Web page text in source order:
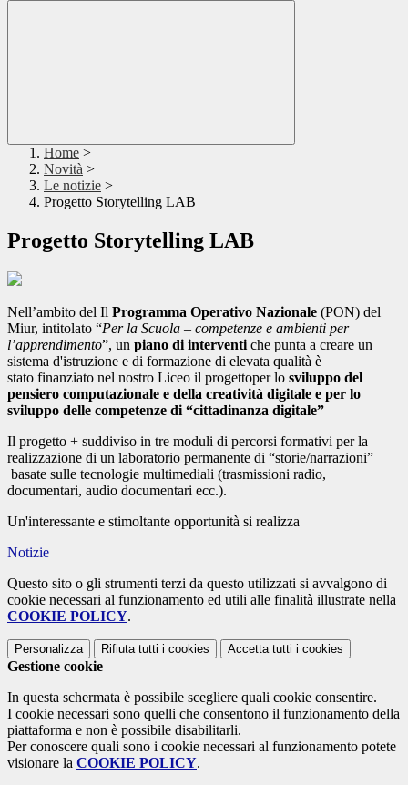
Home >
Novità >
Le notizie >
Progetto Storytelling LAB
Progetto Storytelling LAB
Nell’ambito del Il Programma Operativo Nazionale (PON) del
Miur, intitolato “Per la Scuola – competenze e ambienti per
l’apprendimento”, un piano di interventi che punta a creare un
sistema d'istruzione e di formazione di elevata qualità è
stato finanziato nel nostro Liceo il progettoper lo sviluppo del
pensiero computazionale e della creatività digitale e per lo
sviluppo delle competenze di “cittadinanza digitale”
Il progetto + suddiviso in tre moduli di percorsi formativi per la
realizzazione di un laboratorio permanente di “storie/narrazioni”
basate sulle tecnologie multimediali (trasmissioni radio,
documentari, audio documentari ecc.).
Un'interessante e stimoltante opportunità si realizza
Notizie
Questo sito o gli strumenti terzi da questo utilizzati si avvalgono di
cookie necessari al funzionamento ed utili alle finalità illustrate nella
COOKIE POLICY.
Personalizza Rifiuta tutti i cookies Accetta tutti i cookies
Gestione cookie
In questa schermata è possibile scegliere quali cookie consentire.
I cookie necessari sono quelli che consentono il funzionamento della
piattaforma e non è possibile disabilitarli.
Per conoscere quali sono i cookie necessari al funzionamento potete
visionare la COOKIE POLICY.